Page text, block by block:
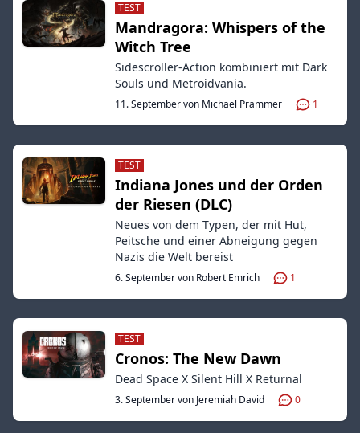
TEST
Mandragora: Whispers of the
Witch Tree
Sidescroller-Action kombiniert mit Dark
Souls und Metroidvania.
11. September von Michael Prammer 1
TEST
Indiana Jones und der Orden
der Riesen (DLC)
Neues von dem Typen, der mit Hut,
Peitsche und einer Abneigung gegen
Nazis die Welt bereist
6. September von Robert Emrich 1
TEST
Cronos: The New Dawn
Dead Space X Silent Hill X Returnal
3. September von Jeremiah David 0